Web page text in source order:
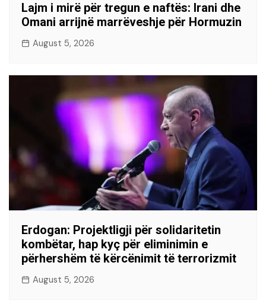
Lajm i mirë për tregun e naftës: Irani dhe
Omani arrijnë marrëveshje për Hormuzin
August 5, 2026
Erdogan: Projektligji për solidaritetin
kombëtar, hap kyç për eliminimin e
përhershëm të kërcënimit të terrorizmit
August 5, 2026